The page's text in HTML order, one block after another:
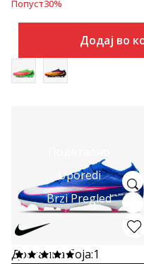
Попуст30%
Додај во
Uporedi
Brzi Pregled
Достапна боја:1